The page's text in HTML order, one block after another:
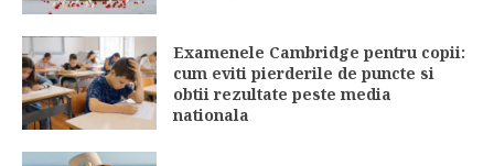
Examenele Cambridge pentru copii:
cum eviti pierderile de puncte si
obtii rezultate peste media
nationala